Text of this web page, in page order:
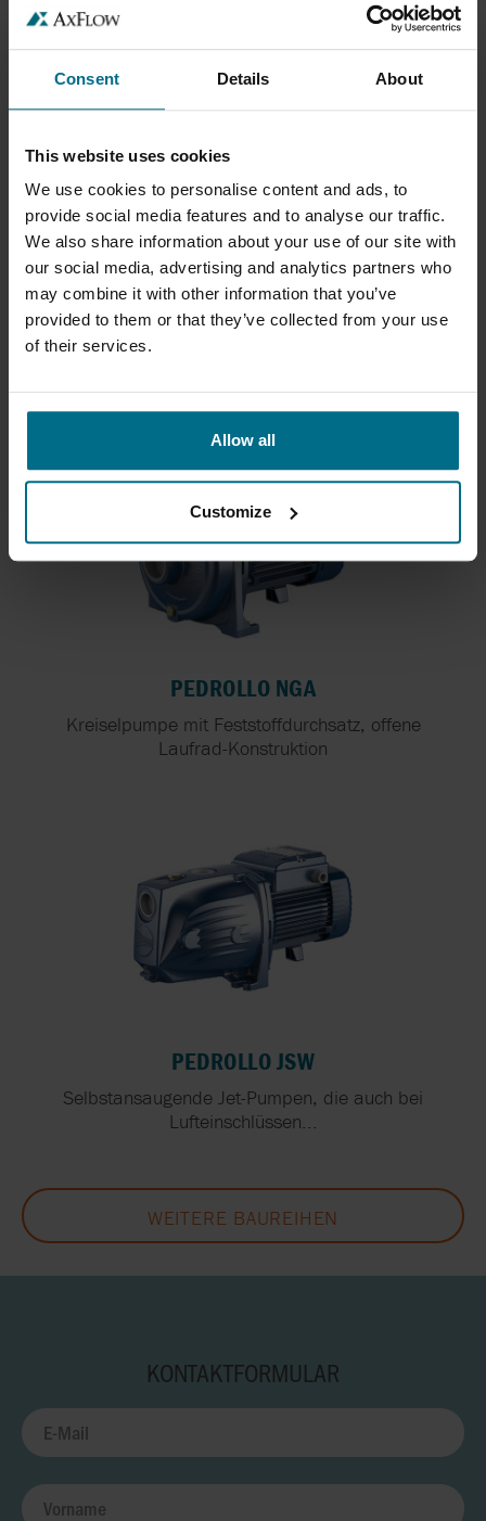
Consent Details About
This website uses cookies
We use cookies to personalise content and ads, to
provide social media features and to analyse our traffic.
We also share information about your use of our site with
our social media, advertising and analytics partners who
may combine it with other information that you’ve
provided to them or that they’ve collected from your use
of their services.
Allow all
Customize
PEDROLLO CP-ST
Kreiselpumpen aus Edelstahl für sauberes
PEDROLLO NGA
Kreiselpumpe mit Feststoffdurchsatz, offene
Laufrad-Konstruktion
PEDROLLO JSW
Selbstansaugende Jet-Pumpen, die auch bei
Lufteinschlüssen...
WEITERE BAUREIHEN
KONTAKTFORMULAR